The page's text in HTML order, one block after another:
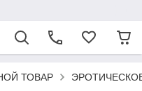
ТОВАР